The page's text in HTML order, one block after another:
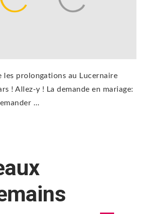
les prolongations au Lucernaire
! Allez-y ! La demande en mariage:
…